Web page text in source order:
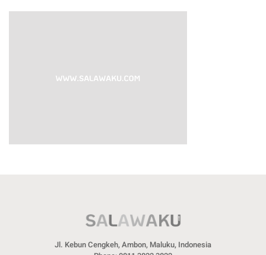
Jl. Kebun Cengkeh, Ambon, Maluku, Indonesia